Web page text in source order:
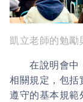
凱立老師的勉勵
在說明會中，
相關規定，包括
遵守的基本規範